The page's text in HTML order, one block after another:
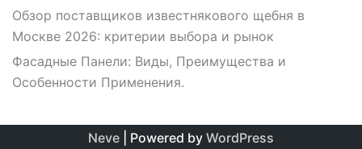
Обзор поставщиков известнякового щебня в
Москве 2026: критерии выбора и рынок
Фасадные Панели: Виды, Преимущества и
Особенности Применения.
Neve | Powered by WordPress